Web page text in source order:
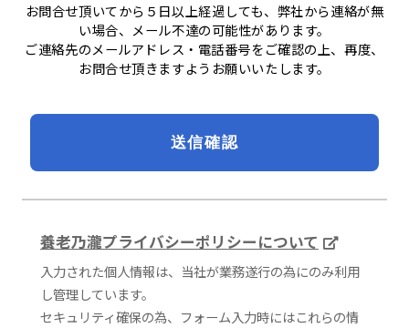
お問合せ頂いてから５日以上経過しても、弊社から連絡が無
い場合、メール不達の可能性があります。
ご連絡先のメールアドレス・電話番号をご確認の上、再度、
お問合せ頂きますようお願いいたします。
養老乃瀧プライバシーポリシーについて
入力された個人情報は、当社が業務遂行の為にのみ利用
し管理しています。
セキュリティ確保の為、フォーム入力時にはこれらの情